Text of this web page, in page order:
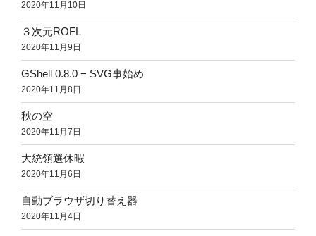
2020年11月10日
３次元ROFL
2020年11月9日
GShell 0.8.0 − SVG事始め
2020年11月8日
秋の空
2020年11月7日
大統領選休暇
2020年11月6日
自動ブラウザ切り替え器
2020年11月4日